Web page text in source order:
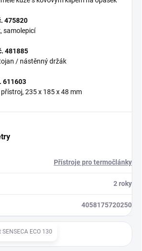
475820
samolepicí
481885
/ nástěnný držák
235 x 185 x 48 mm
Přístroje pro termočlánky
2 roky
4058175720250
ECO 130